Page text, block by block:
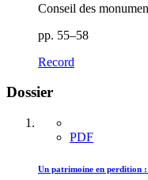
Conseil des
pp. 55–58
Record
Dossier
PDF
Un patrimoine en perdition :